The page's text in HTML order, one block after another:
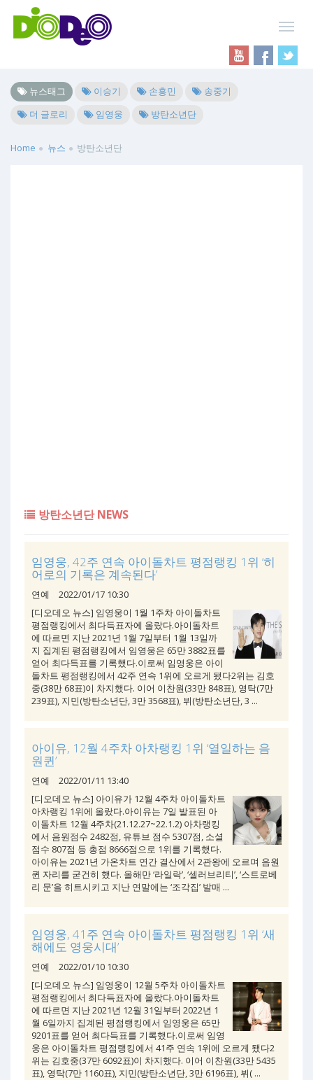
뉴스태그 이승기 손흥민
송중기
더 글로리
임영웅 방탄소년단
Home 뉴스 방탄소년단
방탄소년단 NEWS
임영웅, 42주 연속 아이돌차트 평점랭킹 1위 ‘히
어로의 기록은 계속된다’
연예
2022/01/17 10:30
[디오데오 뉴스] 임영웅이 1월 1주차 아이돌차트
평점랭킹에서 최다득표자에 올랐다.아이돌차트
에 따르면 지난 2021년 1월 7일부터 1월 13일까
지 집계된 평점랭킹에서 임영웅은 65만 3882표를
얻어 최다득표를 기록했다.이로써 임영웅은 아이
돌차트 평점랭킹에서 42주 연속 1위에 오르게 됐다2위는 김호
중(38만 68표)이 차지했다. 이어 이찬원(33만 848표), 영탁(7만
239표), 지민(방탄소년단, 3만 3568표), 뷔(방탄소년단, 3 ...
아이유, 12월 4주차 아차랭킹 1위 ‘열일하는 음
원퀸’
연예
2022/01/11 13:40
[디오데오 뉴스] 아이유가 12월 4주차 아이돌차트
아차랭킹 1위에 올랐다.아이유는 7일 발표된 아
이돌차트 12월 4주차(21.12.27~22.1.2) 아차랭킹
에서 음원점수 2482점, 유튜브 점수 5307점, 소셜
점수 807점 등 총점 8666점으로 1위를 기록했다.
아이유는 2021년 가온차트 연간 결산에서 2관왕에 오르며 음원
퀸 자리를 굳건히 했다. 올해만 ‘라일락’, ‘셀러브리티’, ‘스트로베
리 문’을 히트시키고 지난 연말에는 ‘조각집’ 발매 ...
임영웅, 41주 연속 아이돌차트 평점랭킹 1위 ‘새
해에도 영웅시대’
연예
2022/01/10 10:30
[디오데오 뉴스] 임영웅이 12월 5주차 아이돌차트
평점랭킹에서 최다득표자에 올랐다.아이돌차트
에 따르면 지난 2021년 12월 31일부터 2022년 1
월 6일까지 집계된 평점랭킹에서 임영웅은 65만
9201표를 얻어 최다득표를 기록했다.이로써 임영
웅은 아이돌차트 평점랭킹에서 41주 연속 1위에 오르게 됐다2
위는 김호중(37만 6092표)이 차지했다. 이어 이찬원(33만 5435
표), 영탁(7만 1160표), 지민(방탄소년단, 3만 6196표), 뷔( ...